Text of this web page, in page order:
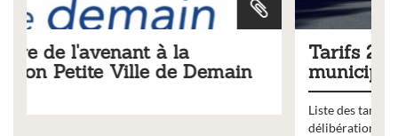
Tarifs 2026 des services
municipaux
Liste des tarifs 2026 des services municipaux,
délibération du conseil municipal du 19 décembre 2025